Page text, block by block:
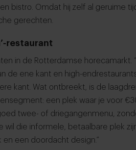
bistro. Omdat hij zelf al geruime
gerechten.
restaurant
in de Rotterdamse horecamarkt.
de ene kant en high-
kant. Wat ontbreekt, is de
een plek waar je voor
twee- of driegangenmenu,
wil die informele, betaalbare plek
een doordacht design.”